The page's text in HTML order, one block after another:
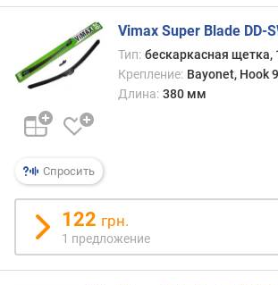
е
и
й
д
л
н
а
о
с
н
о
Спросить
Vimax Super Blade DD-
Тип: бескаркасная щетка,
Крепление: Bayonet, Hook
Длина: 380 мм
122 грн.
1 предложение